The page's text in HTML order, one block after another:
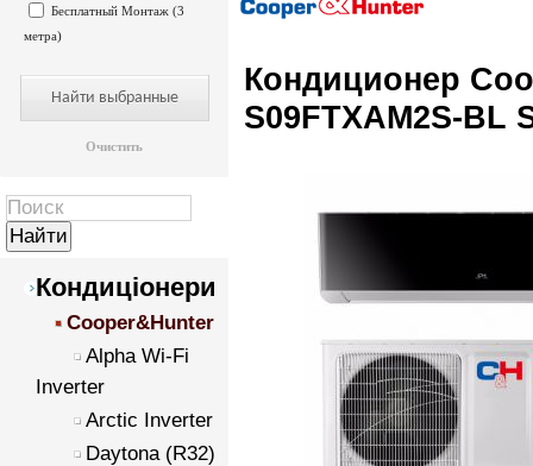
Бесплатный Монтаж (3
метра)
Очистить
Кондиціонери
Cooper&Hunter
Alpha Wi-Fi
Inverter
Arctic Inverter
Daytona (R32)
Кондиционер
S09FTXAM2S-BL